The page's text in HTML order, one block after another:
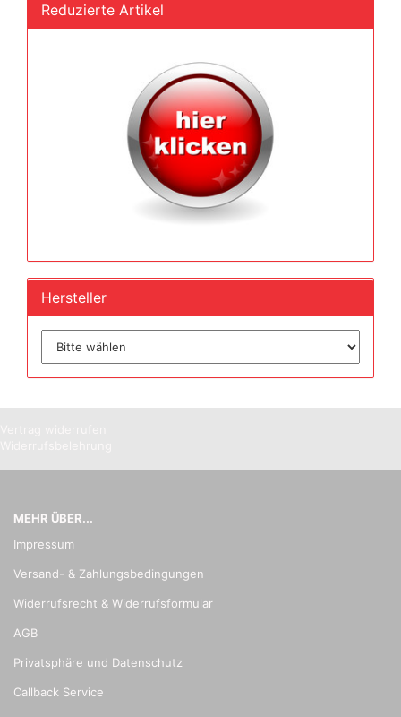
Reduzierte Artikel
Hersteller
MEHR ÜBER...
Impressum
Versand- & Zahlungsbedingungen
Widerrufsrecht & Widerrufsformular
AGB
Privatsphäre und Datenschutz
Callback Service